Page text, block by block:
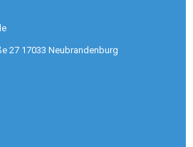
27 17033 Neubrandenburg